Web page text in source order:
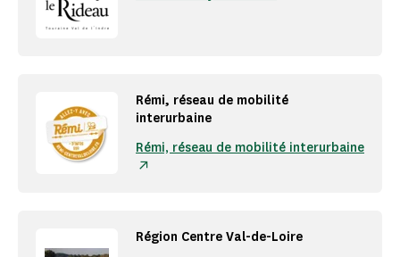
Rémi, réseau de mobilité
interurbaine
Rémi, réseau de mobilité interurbaine
Région Centre Val-de-Loire